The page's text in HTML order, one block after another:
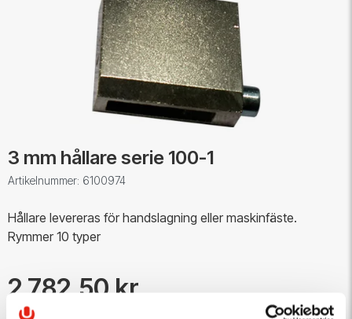
3 mm hållare serie 100-1
Artikelnummer: 6100974
Hållare levereras för handslagning eller maskinfäste.
Rymmer 10 typer
2 782,50 kr